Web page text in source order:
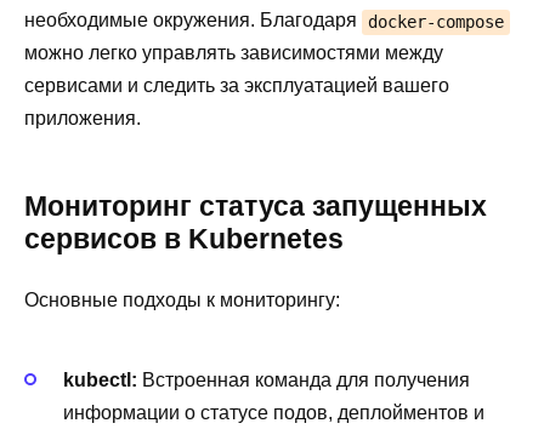
необходимые окружения. Благодаря
docker-compose
можно легко управлять зависимостями между
сервисами и следить за эксплуатацией вашего
приложения.
Мониторинг статуса запущенных
сервисов в Kubernetes
Основные подходы к мониторингу:
kubectl: Встроенная команда для получения
информации о статусе подов, деплойментов и